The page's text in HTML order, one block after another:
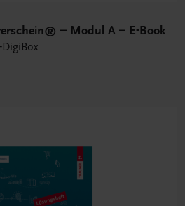
– Modul A – E-Book
DigiBox